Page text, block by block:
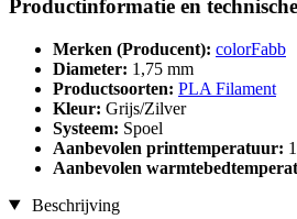
Productinformatie en
Merken (Producent): colorFabb
Diameter: 1,75 mm
Productsoorten: PLA Filament
Kleur: Grijs/Zilver
Systeem: Spoel
Aanbevolen printtemperatuur:
Aanbevolen
Beschrijving